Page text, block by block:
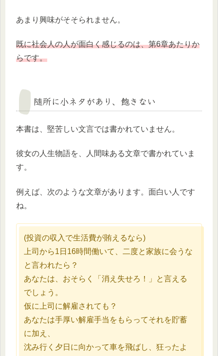
あまり興味がそそられません。
既に社会人の人が面白く感じるのは、第6章あたりか
らです。
随所に小ネタがあり、飽きない
本書は、堅苦しい文言では書かれていません。
彼女の人生物語を、人間味ある文章で書かれていま
す。
例えば、次のような文章があります。面白い人です
ね。
(投資の収入で生活費が賄えるなら)
上司から1日16時間働いて、二度と家族に会うな
と言われたら？
あなたは、おそらく「消え失せろ！」と言える
でしょう。
仮に上司に解雇されても？
あなたは手厚い解雇手当をもらってそれを貯蓄
に加え、
沈み行く夕日に向かって車を飛ばし、狂ったよ